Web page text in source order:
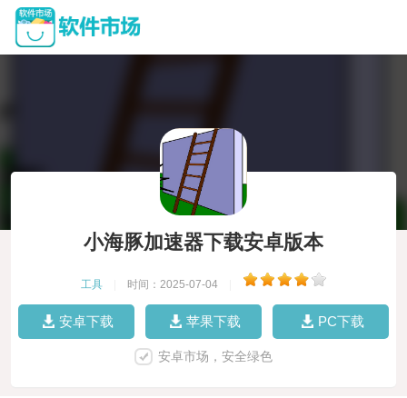
小海豚加速器下载安卓版本
工具 时间：2025-07-04
安卓下载 苹果下载 PC下载
安卓市场，安全绿色